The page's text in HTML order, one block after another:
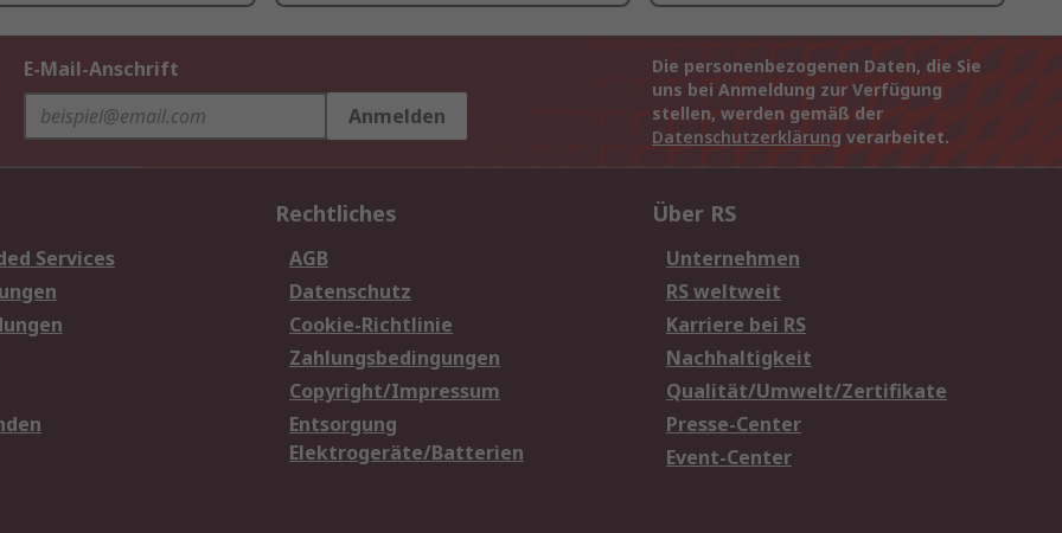
E-Mail-Anschrift
Anmelden
Die personenbezogenen Daten, die Sie
uns bei Anmeldung zur Verfügung
stellen, werden gemäß der
Datenschutzerklärung verarbeitet.
Services
Rechtliches
AGB
Datenschutz
Cookie-Richtlinie
Zahlungsbedingungen
Copyright/Impressum
Entsorgung
Elektrogeräte/Batterien
Über RS
Unternehmen
RS weltweit
Karriere bei RS
Nachhaltigkeit
Qualität/Umwelt/Zertifikate
Presse-Center
Event-Center